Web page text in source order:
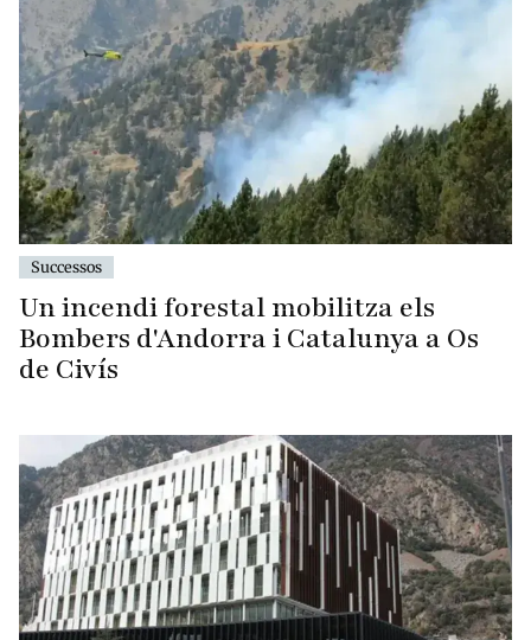
Successos
Un incendi forestal mobilitza els
Bombers d'Andorra i Catalunya a Os
de Civís